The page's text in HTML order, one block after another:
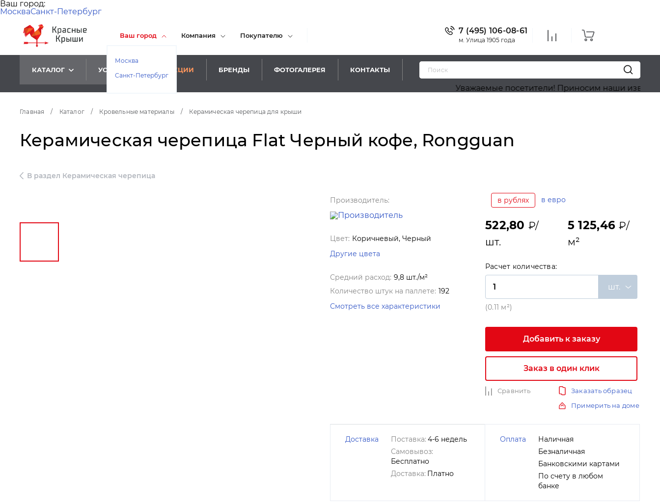
Ваш город:
МоскваСанкт-Петербург
Ваш город
Москва
Санкт-Петербург
Компания Покупателю
7 (495) 106-08-61
м. Улица 1905 года
КАТАЛОГ УСЛУГИ АКЦИИ БРЕНДЫ ФОТОГАЛЕРЕЯ КОНТАКТЫ
Уважаемые посетители! Приносим наши извинения, на
Главная / Каталог / Кровельные материалы / Керамическая черепица для крыши
Керамическая черепица Flat Черный кофе, Rongguan
В раздел Керамическая черепица
Производитель:
Цвет: Коричневый, Черный
Другие цвета
Средний расход: 9,8 шт./м²
Количество штук на паллете: 192
Смотреть все характеристики
в рублях в евро
522,80 ₽/
шт.
5 125,46₽/
м²
Расчет количества:
шт.
(0.11 м²)
Добавить к заказу
Заказ в один клик
Сравнить
Заказать образец
Примерить на доме
Доставка Поставка: 4-6 недель
Самовывоз:
Бесплатно
Доставка: Платно
Оплата
Наличная
Безналичная
Банковскими картами
По счету в любом
банке